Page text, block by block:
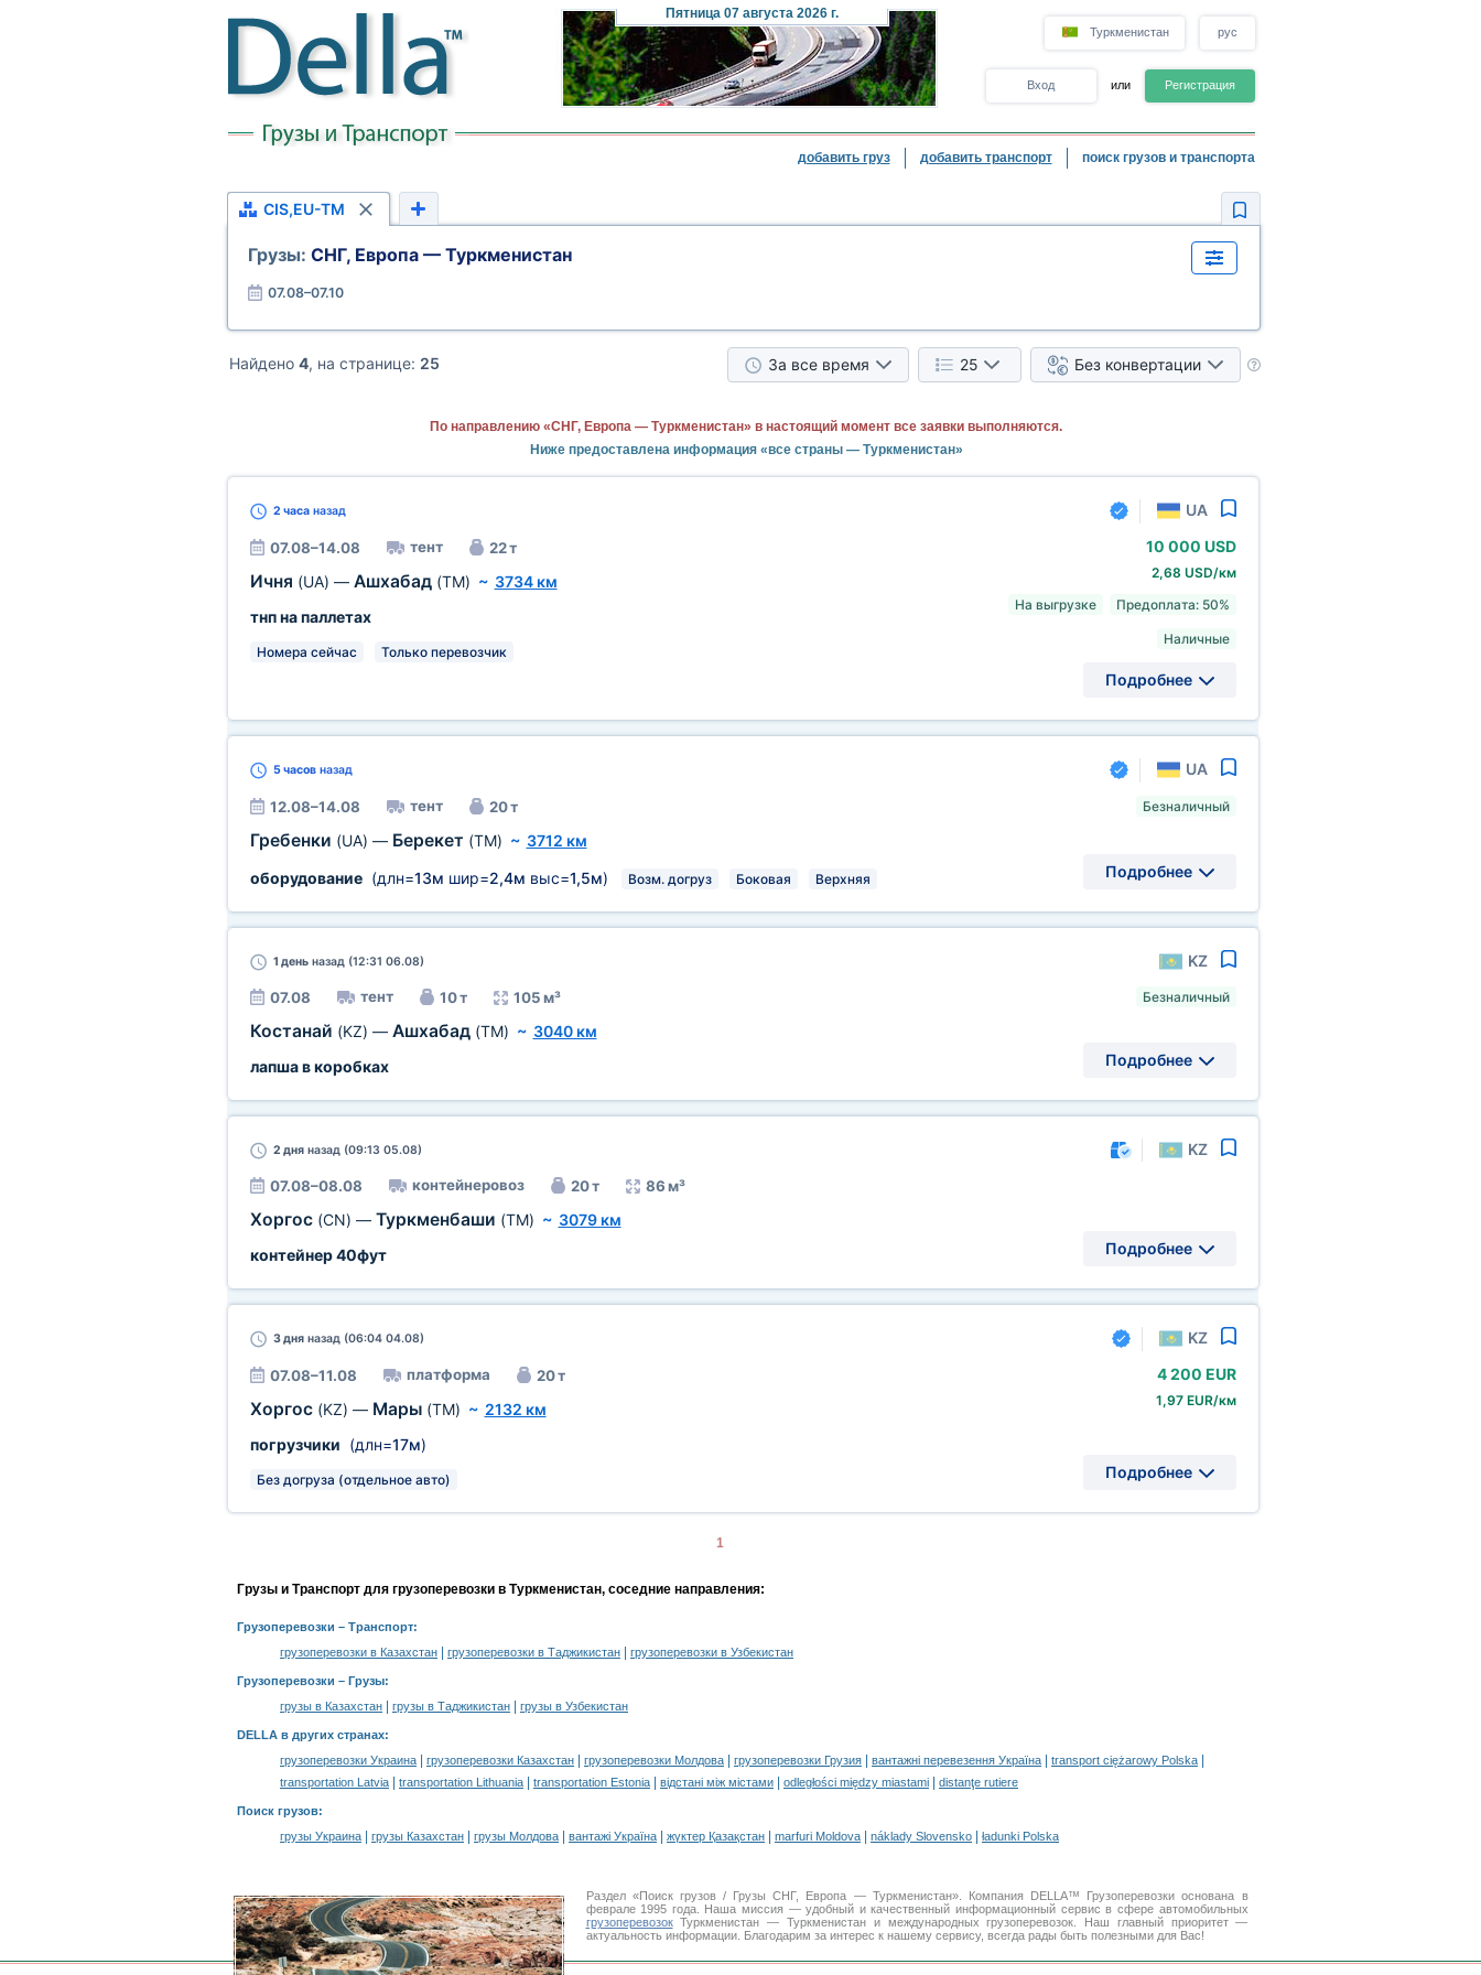
Пятница07 августа 2026 г.
Туркменистан рус
Вход или Регистрация
добавить груз добавить транспорт поиск грузов и транспорта
CIS,EU-TM
Грузы: СНГ, Европа — Туркменистан
07.08–07.10
Найдено 4, на странице: 25 За все время 25 Без конвертации
По направлению «СНГ, Европа — Туркменистан» в настоящий момент все заявки выполняются.
Ниже предоставлена информация «все страны — Туркменистан»
2 часаназад UA
07.08–14.08 тент 22 т
Ичня (UA) — Ашхабад (TM) ~ 3734 км
тнп на паллетах
Номера сейчас Только перевозчик
10 000 USD
2,68 USD/км
На выгрузке
Предоплата: 50%
Наличные
Подробнее
5 часовназад UA
12.08–14.08 тент 20 т
Гребенки (UA) — Берекет (TM) ~ 3712 км
оборудование(длн=13м шир=2,4м выс=1,5м) Возм. догруз Боковая Верхняя
Безналичный
Подробнее
1 деньназад (12:31 06.08) KZ
07.08 тент 10 т 105 м³
Костанай (KZ) — Ашхабад (TM) ~ 3040 км
лапша в коробках
Безналичный
Подробнее
2 дняназад (09:13 05.08) KZ
07.08–08.08 контейнеровоз 20 т 86 м³
Хоргос (CN) — Туркменбаши (TM) ~ 3079 км
контейнер 40фут
Подробнее
3 дняназад (06:04 04.08) KZ
07.08–11.08 платформа 20 т
Хоргос (KZ) — Мары (TM) ~ 2132 км
погрузчики (длн=17м)
Без догруза (отдельное авто)
4 200 EUR
1,97 EUR/км
Подробнее
1
Грузы и Транспорт для грузоперевозки в Туркменистан, соседние направления:
Грузоперевозки – Транспорт:
грузоперевозки в Казахстан
грузоперевозки в Таджикистан грузоперевозки в Узбекистан
Грузоперевозки – Грузы:
грузы в Казахстан
грузы в Таджикистан грузы в Узбекистан
DELLA в других странах:
грузоперевозки Украина
грузоперевозки Казахстан грузоперевозки Молдова грузоперевозки Грузия вантажні перевезення Україна transport ciężarowy Polska
transportation Latvia transportation Lithuania transportation Estonia відстані між містами odległości między miastami distanţe rutiere
Поиск грузов:
грузы Украина
грузы Казахстан грузы Молдова вантажі Україна жүктер Қазақстан marfuri Moldova náklady Slovensko ładunki Polska
Раздел «Поиск грузов / Грузы СНГ, Европа — Туркменистан». Компания DELLA™ Грузоперевозки основана в
феврале 1995 года. Наша миссия — удобный и качественный информационный сервис в сфере автомобильных
грузоперевозокТуркменистан — Туркменистан и международных грузоперевозок. Наш главный приоритет —
актуальность информации. Благодарим за интерес к нашему сервису, всегда рады быть полезными для Вас!